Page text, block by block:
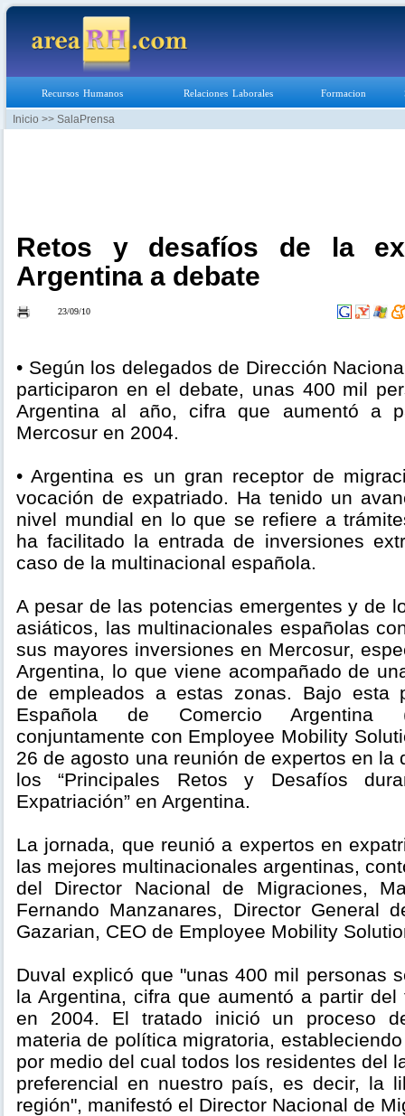
Recursos Humanos Relaciones Laborales Formacion
Inicio >> SalaPrensa
Retos y desafíos de la
Argentina a debate
23/09/10
• Según los delegados de Dirección
participaron en el debate, unas 400 mil
Argentina al año, cifra que aumentó a
Mercosur en 2004.
• Argentina es un gran receptor de
vocación de expatriado. Ha tenido un
nivel mundial en lo que se refiere a
ha facilitado la entrada de inversiones
caso de la multinacional española.
A pesar de las potencias emergentes y de
asiáticos, las multinacionales españolas
sus mayores inversiones en Mercosur,
Argentina, lo que viene acompañado de
de empleados a estas zonas. Bajo esta
Española de Comercio Argentina
conjuntamente con Employee Mobility
26 de agosto una reunión de expertos en la
los “Principales Retos y Desafíos
Expatriación” en Argentina.
La jornada, que reunió a expertos en
las mejores multinacionales argentinas,
del Director Nacional de Migraciones,
Fernando Manzanares, Director General
Gazarian, CEO de Employee Mobility
Duval explicó que "unas 400 mil personas
la Argentina, cifra que aumentó a partir del
en 2004. El tratado inició un proceso
materia de política migratoria,
por medio del cual todos los residentes del
preferencial en nuestro país, es decir, la
región", manifestó el Director Nacional de